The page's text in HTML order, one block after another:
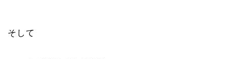
そして